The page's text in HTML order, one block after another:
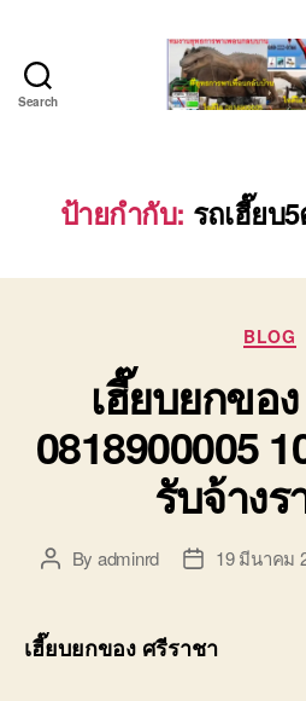
Search
เค
ระ
(บ
พา
บริ
รถ
รถ
รับ
ใน
เขต
บ่อ
วิน
ป้ายกำกับ: รถเฮี๊ยบ
BLOG
เฮี๊ยบยกขอ
0818900005
รับจ้าง
PostBy adminrd
Post19 มีนาคม
เฮี๊ยบยกของ ศรีราชา